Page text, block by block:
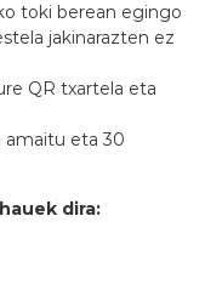
toki berean egingo
jakinarazten ez
QR txartela eta
amaitu eta 30
dira: